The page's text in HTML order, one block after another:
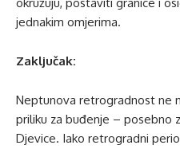
jednakim omjerima.
Zaključak:
Neptunova retrogradnost ne
priliku za buđenje – posebno
Djevice. Iako retrogradni